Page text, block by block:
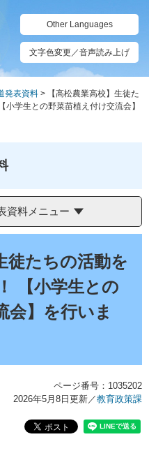
Other Languages
文字色変更／音声読み上げ
発表資料 >
【高松農業高校】生徒た
学生との野菜苗植え付け交流会】
資料メニュー
徒たちの活動を
【小学生との
会】を行いま
ページ番号：1035202
2026年5月8日更新／教育政策課